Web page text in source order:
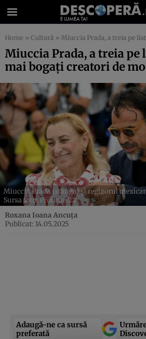
Home » Cultură » Miuccia Prada, a treia pe lista celor mai
Miuccia Prada, a treia pe
mai bogați creatori de
Miuccia Prada (stânga) și regizorul
Sursa foto: Profimedia
Roxana Ioana Ancuța
Publicat: 14.05.2025
Adaugă-ne ca sursă
preferată